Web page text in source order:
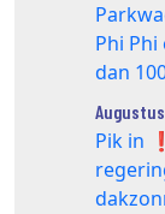
Phi
dan
Pik in